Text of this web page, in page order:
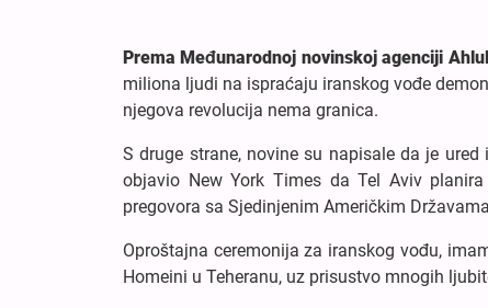
Prema Međunarodnoj novinskoj agenciji
miliona ljudi na ispraćaju iranskog vođe
njegova revolucija nema granica.
S druge strane, novine su napisale da je
objavio New York Times da Tel Aviv
pregovora sa Sjedinjenim Američkim
Oproštajna ceremonija za iranskog vođu,
Homeini u Teheranu, uz prisustvo mnogih